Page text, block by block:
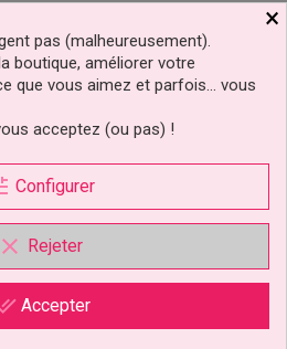
Plateau De Présentation
Rectangulaire Épais
L35xL45xH1,2 CM
Prix
5,79 €
×
pas (malheureusement).
boutique, améliorer votre
que vous aimez et parfois… vous
acceptez (ou pas) !
Configurer
clear Rejeter
Accepter